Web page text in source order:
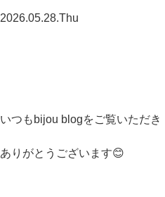
2026.05.28.Thu
いつもbijou blogをご覧いただき
ありがとうございます😊